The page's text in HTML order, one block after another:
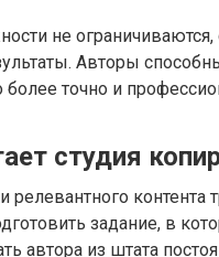
не
Авторы
более точно и
студия
релевантного
задание, в
автора из штата